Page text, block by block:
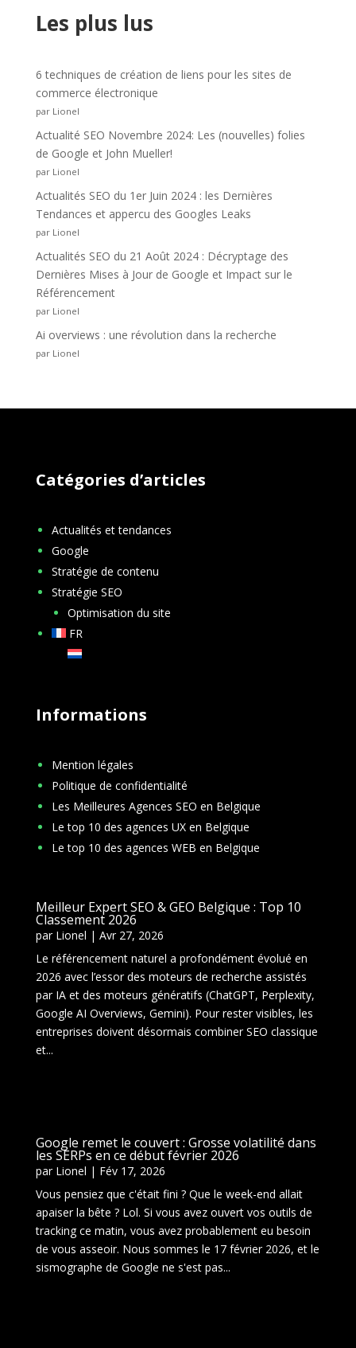
Les plus lus
6 techniques de création de liens pour les sites de
commerce électronique
par Lionel
Actualité SEO Novembre 2024: Les (nouvelles) folies
de Google et John Mueller!
par Lionel
Actualités SEO du 1er Juin 2024 : les Dernières
Tendances et appercu des Googles Leaks
par Lionel
Actualités SEO du 21 Août 2024 : Décryptage des
Dernières Mises à Jour de Google et Impact sur le
Référencement
par Lionel
Ai overviews : une révolution dans la recherche
par Lionel
Catégories d’articles
Actualités et tendances
Google
Stratégie de contenu
Stratégie SEO
Optimisation du site
FR
Informations
Mention légales
Politique de confidentialité
Les Meilleures Agences SEO en Belgique
Le top 10 des agences UX en Belgique
Le top 10 des agences WEB en Belgique
Meilleur Expert SEO & GEO Belgique : Top 10
Classement 2026
par Lionel | Avr 27, 2026
Le référencement naturel a profondément évolué en
2026 avec l’essor des moteurs de recherche assistés
par IA et des moteurs génératifs (ChatGPT, Perplexity,
Google AI Overviews, Gemini). Pour rester visibles, les
entreprises doivent désormais combiner SEO classique
et...
Google remet le couvert : Grosse volatilité dans
les SERPs en ce début février 2026
par Lionel | Fév 17, 2026
Vous pensiez que c'était fini ? Que le week-end allait
apaiser la bête ? Lol. Si vous avez ouvert vos outils de
tracking ce matin, vous avez probablement eu besoin
de vous asseoir. Nous sommes le 17 février 2026, et le
sismographe de Google ne s'est pas...